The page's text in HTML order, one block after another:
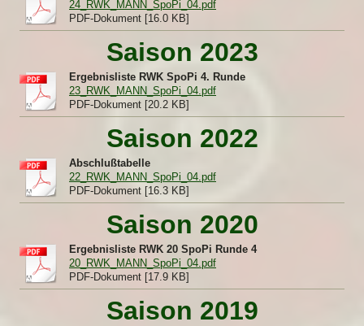
24_RWK_MANN_SpoPi_04.pdf
PDF-Dokument [16.0 KB]
Saison 2023
Ergebnisliste RWK SpoPi 4. Runde
23_RWK_MANN_SpoPi_04.pdf
PDF-Dokument [20.2 KB]
Saison 2022
Abschlußtabelle
22_RWK_MANN_SpoPi_04.pdf
PDF-Dokument [16.3 KB]
Saison 2020
Ergebnisliste RWK 20 SpoPi Runde 4
20_RWK_MANN_SpoPi_04.pdf
PDF-Dokument [17.9 KB]
Saison 2019